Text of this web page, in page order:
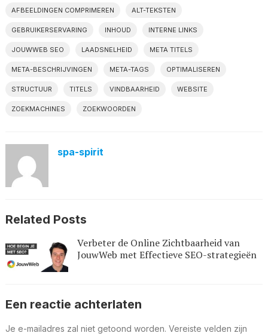
AFBEELDINGEN COMPRIMEREN ALT-TEKSTEN
GEBRUIKERSERVARING INHOUD INTERNE LINKS
JOUWWEB SEO LAADSNELHEID META TITELS
META-BESCHRIJVINGEN META-TAGS OPTIMALISEREN
STRUCTUUR TITELS VINDBAARHEID WEBSITE
ZOEKMACHINES ZOEKWOORDEN
spa-spirit
Related Posts
Verbeter de Online Zichtbaarheid van
JouwWeb met Effectieve SEO-strategieën
Een reactie achterlaten
Je e-mailadres zal niet getoond worden. Vereiste velden zijn